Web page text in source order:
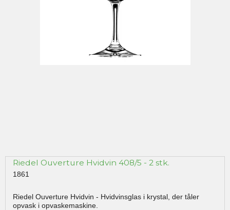
Riedel Ouverture Hvidvin 408/5 - 2 stk.
1861
Riedel Ouverture Hvidvin - Hvidvinsglas i krystal, der tåler
opvask i opvaskemaskine.